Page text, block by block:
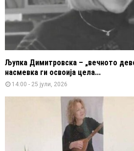
Љупка Димитровска – „вечното
насмевка ги освоија цела...
14:00 - 25 јули, 2026